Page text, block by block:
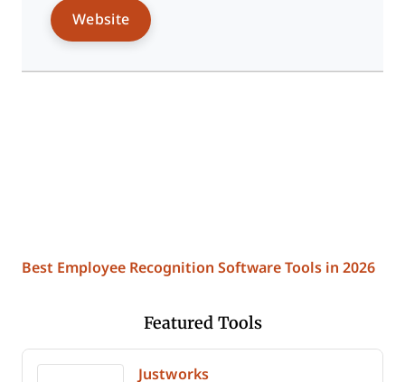
Website
Best Employee Recognition Software Tools in 2026
Featured Tools
Justworks